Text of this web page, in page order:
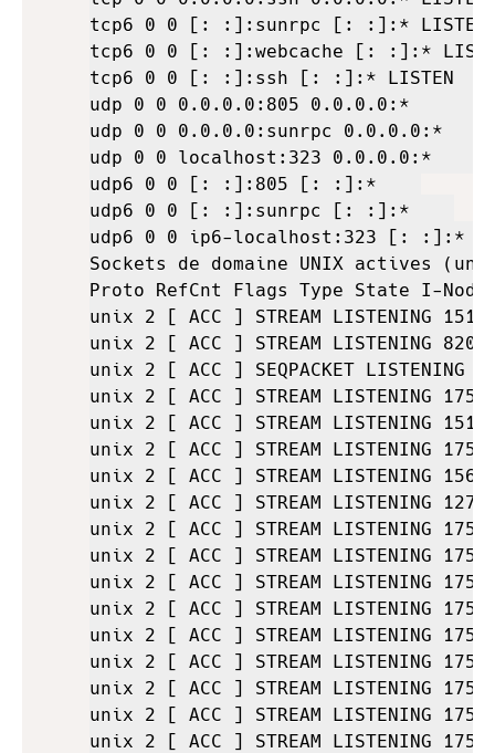
tcp6 0 0 [: :]:sunrpc [: :]:*
tcp6 0 0 [: :]:webcache [: :]:*
tcp6 0 0 [: :]:ssh [: :]:*
udp 0 0 0.0.0.0:805
udp 0 0 0.0.0.0:sunrpc
udp 0 0 localhost:323
udp6 0 0 [: :]:805 [: :]:*
udp6 0 0 [: :]:sunrpc [: :]:*
udp6 0 0 ip6-localhost:323 [:
Sockets de domaine UNIX actives
Proto RefCnt Flags Type State I-Node
unix 2 [ ACC ] STREAM LISTENING
unix 2 [ ACC ] STREAM LISTENING
unix 2 [ ACC ] SEQPACKET
unix 2 [ ACC ] STREAM LISTENING
unix 2 [ ACC ] STREAM LISTENING
unix 2 [ ACC ] STREAM LISTENING
unix 2 [ ACC ] STREAM LISTENING
unix 2 [ ACC ] STREAM LISTENING
unix 2 [ ACC ] STREAM LISTENING
unix 2 [ ACC ] STREAM LISTENING
unix 2 [ ACC ] STREAM LISTENING
unix 2 [ ACC ] STREAM LISTENING
unix 2 [ ACC ] STREAM LISTENING
unix 2 [ ACC ] STREAM LISTENING
unix 2 [ ACC ] STREAM LISTENING
unix 2 [ ACC ] STREAM LISTENING
unix 2 [ ACC ] STREAM LISTENING